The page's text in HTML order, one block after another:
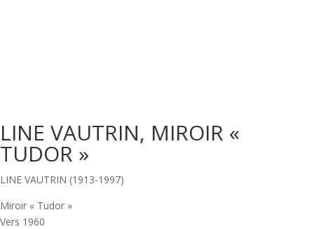
LINE VAUTRIN, MIROIR «
TUDOR »
LINE VAUTRIN (1913-1997)
Miroir « Tudor »
Vers 1960